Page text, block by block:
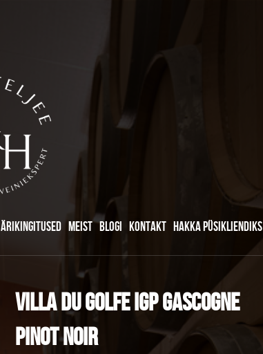
ÄRIKINGITUSED MEIST BLOGI KONTAKT HAKKA PÜSIKLIENDIKS
VILLA DU GOLFE IGP Gascogne
Pinot Noir